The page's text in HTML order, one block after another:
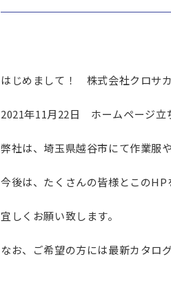
はじめまして！ 株式会社クロサカ
2021年11月22日 ホームページ立
弊社は、埼玉県越谷市にて作業服
今後は、たくさんの皆様とこのHP
宜しくお願い致します。
なお、ご希望の方には最新カタロ